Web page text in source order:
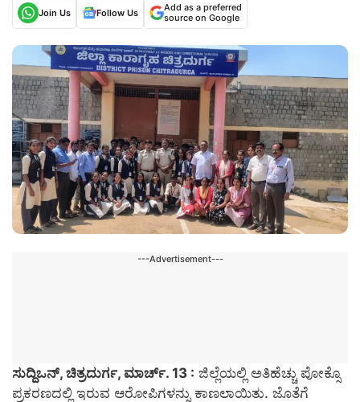
Join Us
Follow Us
Add as a preferred
source on Google
---Advertisement---
ಸುದ್ದಿಒನ್, ಚಿತ್ರದುರ್ಗ, ಮಾರ್ಚ್. 13 : ಜಿಲ್ಲೆಯಲ್ಲಿ ಅತಿಹೆಚ್ಚು ಪೋಕ್ಸೊ
ಪ್ರಕರಣದಲ್ಲಿ ಇರುವ ಆರೋಪಿಗಳನ್ನು ಕಾಣಲಾಯಿತು. ಜೊತೆಗೆ